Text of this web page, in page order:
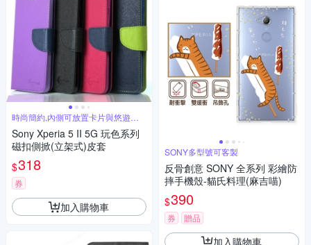
時尚簡約,內側可放置卡片與悠遊卡
設計
Sony Xperia 5 II 5G 玩色系列
磁扣側掀(立架式)皮套
$318
券
加入購物車
SONY多型號可客製
反骨創意 SONY 全系列 彩繪防
摔手機殼-貓氏料理(麻吉喵)
$390
券 贈品
加入購物車